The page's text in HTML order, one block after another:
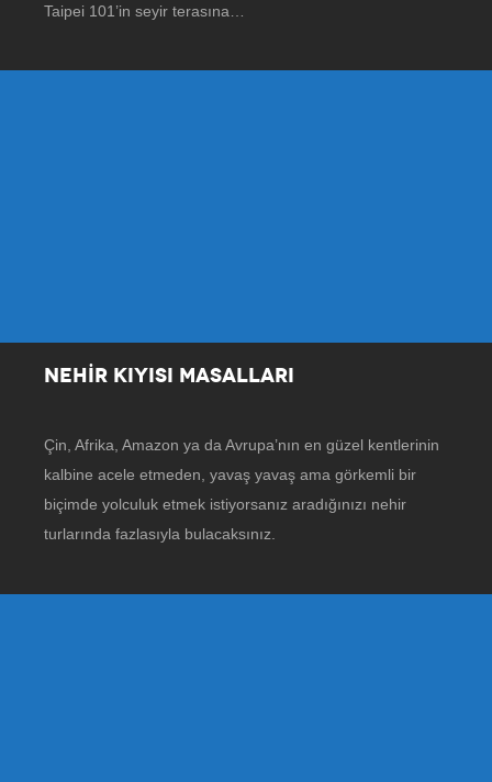
Taipei 101’in seyir terasına…
NEHİR KIYISI MASALLARI
Çin, Afrika, Amazon ya da Avrupa’nın en güzel kentlerinin
kalbine acele etmeden, yavaş yavaş ama görkemli bir
biçimde yolculuk etmek istiyorsanız aradığınızı nehir
turlarında fazlasıyla bulacaksınız.